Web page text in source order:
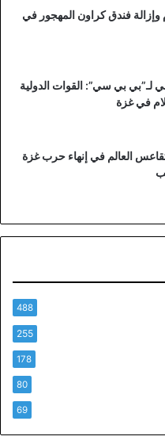
وإزالة فندق كراون المهجور في
لـ”بي بي سي”: القوات الدولية
في غزة
تقاعس العالم في إنهاء حرب غزة
488
255
178
80
69